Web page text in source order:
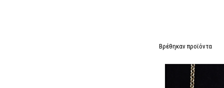
Βρέθηκαν προϊόντα